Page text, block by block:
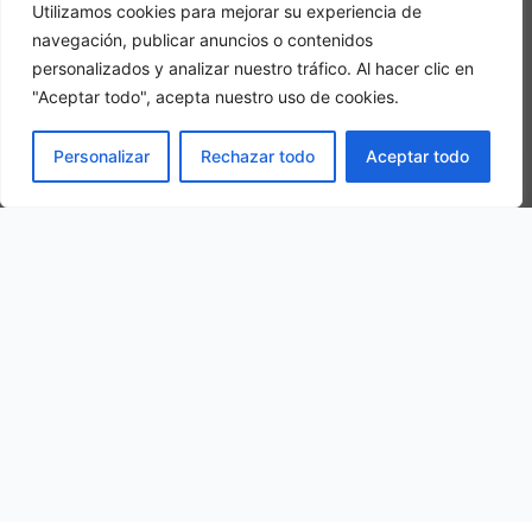
Utilizamos cookies para mejorar su experiencia de
navegación, publicar anuncios o contenidos
personalizados y analizar nuestro tráfico. Al hacer clic en
"Aceptar todo", acepta nuestro uso de cookies.
Personalizar Rechazar todo Aceptar todo
prenotazione online.
Siete il proprietario di questo sito web?–
Altri hotel in città
PRENOTA